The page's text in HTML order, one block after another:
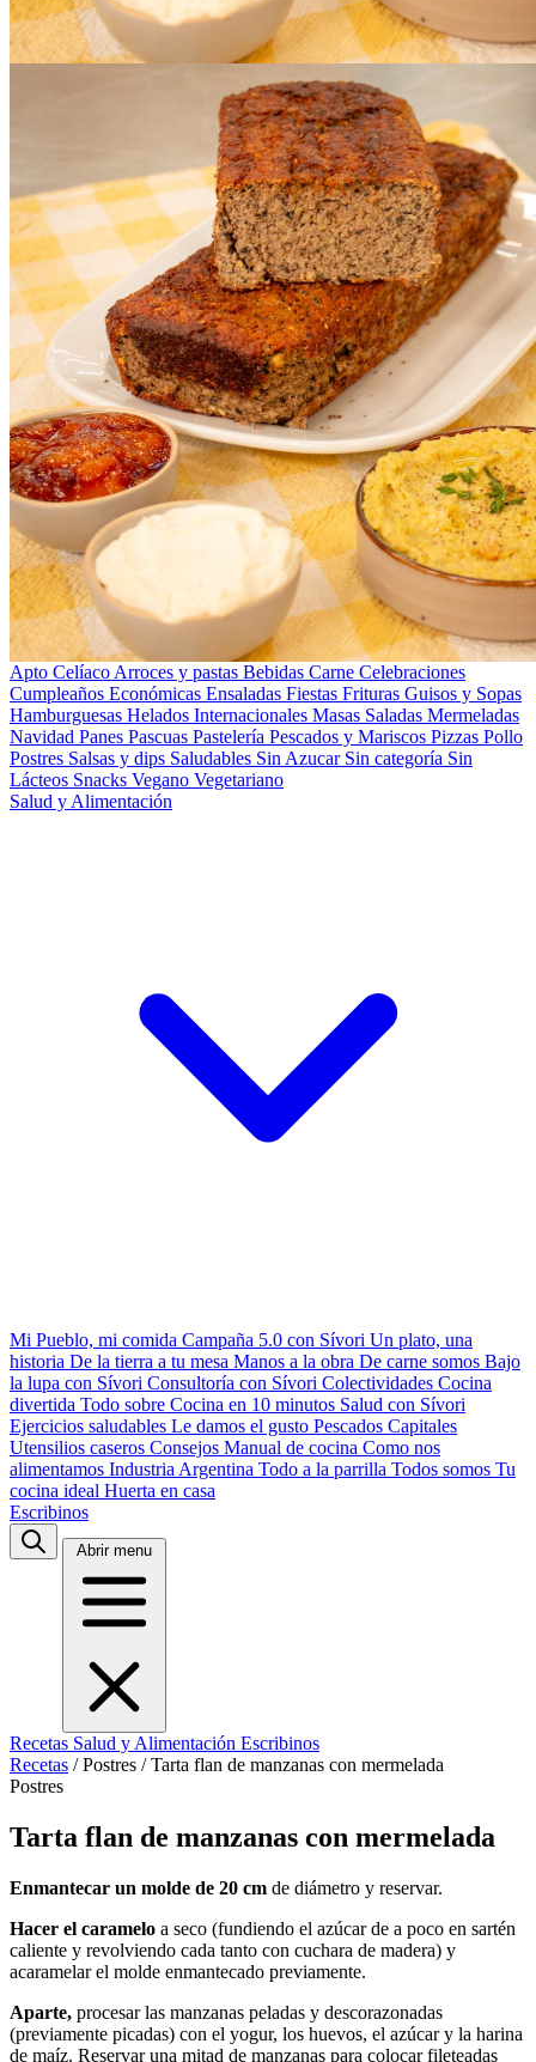
Apto Celíaco Arroces y pastas Bebidas Carne Celebraciones
Cumpleaños Económicas Ensaladas Fiestas Frituras Guisos y Sopas
Hamburguesas Helados Internacionales Masas Saladas Mermeladas
Navidad Panes Pascuas Pastelería Pescados y Mariscos Pizzas Pollo
Postres Salsas y dips Saludables Sin Azucar Sin categoría Sin
Lácteos Snacks Vegano Vegetariano
Salud y Alimentación
Mi Pueblo, mi comida Campaña 5.0 con Sívori Un plato, una
historia De la tierra a tu mesa Manos a la obra De carne somos Bajo
la lupa con Sívori Consultoría con Sívori Colectividades Cocina
divertida Todo sobre Cocina en 10 minutos Salud con Sívori
Ejercicios saludables Le damos el gusto Pescados Capitales
Utensilios caseros Consejos Manual de cocina Como nos
alimentamos Industria Argentina Todo a la parrilla Todos somos Tu
cocina ideal Huerta en casa
Escribinos
Abrir menu
Recetas Salud y Alimentación Escribinos
Recetas / Postres / Tarta flan de manzanas con mermelada
Postres
Tarta flan de manzanas con mermelada
Enmantecar un molde de 20 cm de diámetro y reservar.
Hacer el caramelo a seco (fundiendo el azúcar de a poco en sartén
caliente y revolviendo cada tanto con cuchara de madera) y
acaramelar el molde enmantecado previamente.
Aparte, procesar las manzanas peladas y descorazonadas
(previamente picadas) con el yogur, los huevos, el azúcar y la harina
de maíz. Reservar una mitad de manzanas para colocar fileteadas